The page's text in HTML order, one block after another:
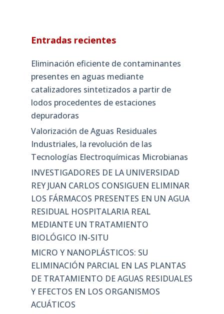
Entradas recientes
Eliminación eficiente de contaminantes
presentes en aguas mediante
catalizadores sintetizados a partir de
lodos procedentes de estaciones
depuradoras
Valorización de Aguas Residuales
Industriales, la revolución de las
Tecnologías Electroquímicas Microbianas
INVESTIGADORES DE LA UNIVERSIDAD
REY JUAN CARLOS CONSIGUEN ELIMINAR
LOS FÁRMACOS PRESENTES EN UN AGUA
RESIDUAL HOSPITALARIA REAL
MEDIANTE UN TRATAMIENTO
BIOLÓGICO IN-SITU
MICRO Y NANOPLÁSTICOS: SU
ELIMINACIÓN PARCIAL EN LAS PLANTAS
DE TRATAMIENTO DE AGUAS RESIDUALES
Y EFECTOS EN LOS ORGANISMOS
ACUÁTICOS